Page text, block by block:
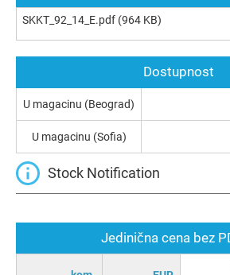
SKKT_92_14_E.pdf (964 KB)
Jedinična cena bez
Dostupnost
U magacinu (Beograd)
U magacinu (Sofia)
Stock Notification